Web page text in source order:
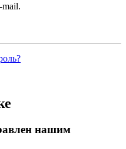
mail.
нашим